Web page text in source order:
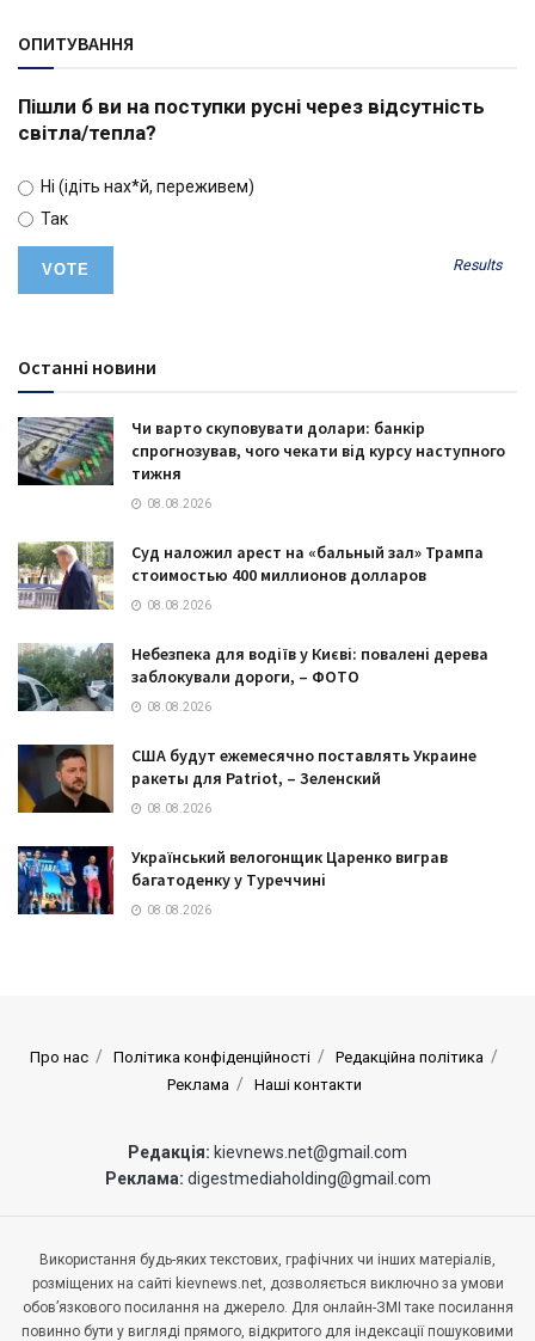
ОПИТУВАННЯ
Пішли б ви на поступки русні через відсутність
світла/тепла?
Ні (ідіть нах*й, переживем)
Так
Results
Останні новини
Чи варто скуповувати долари: банкір
спрогнозував, чого чекати від курсу наступного
тижня
08.08.2026
Суд наложил арест на «бальный зал» Трампа
стоимостью 400 миллионов долларов
08.08.2026
Небезпека для водіїв у Києві: повалені дерева
заблокували дороги, – ФОТО
08.08.2026
США будут ежемесячно поставлять Украине
ракеты для Patriot, – Зеленский
08.08.2026
Український велогонщик Царенко виграв
багатоденку у Туреччині
08.08.2026
Про нас Політика конфіденційності
Редакційна політика
Реклама
Наші контакти
Редакція: kievnews.net@gmail.com
Реклама: digestmediaholding@gmail.com
Використання будь-яких текстових, графічних чи інших матеріалів,
розміщених на сайті kievnews.net, дозволяється виключно за умови
обов’язкового посилання на джерело. Для онлайн-ЗМІ таке посилання
повинно бути у вигляді прямого, відкритого для індексації пошуковими